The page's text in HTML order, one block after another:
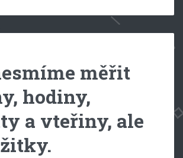
měřit
hodiny,
a vteřiny, ale